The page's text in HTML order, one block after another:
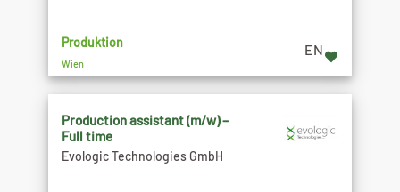
Produktion
Wien
EN
Production assistant (m/w) –
Full time
Evologic Technologies GmbH